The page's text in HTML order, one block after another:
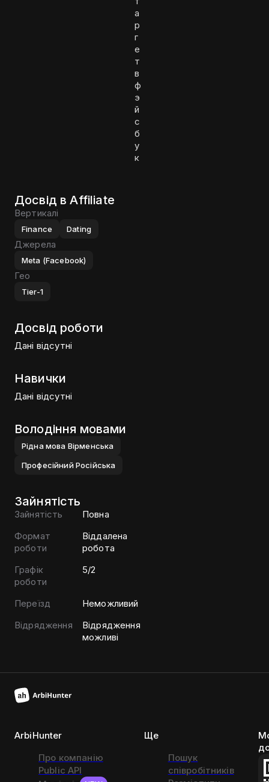
а
р
г
е
т
в
ф
э
й
с
б
у
к
Досвід в Affiliate
Вертикалі
Finance Dating
Джерела
Meta (Facebook)
Гео
Tier-1
Досвід роботи
Дані відсутні
Навички
Дані відсутні
Володіння мовами
Рiдна мова Вiрменська
Професiйний Росiйська
Зайнятість
Зайнятість
Повна
Формат
роботи
Віддалена
робота
Графік
роботи
5/2
Переїзд
Неможливий
Відрядження
Відрядження
можливі
ArbiHunter
Про компанію
Public API
Ще
Пошук
співробітників